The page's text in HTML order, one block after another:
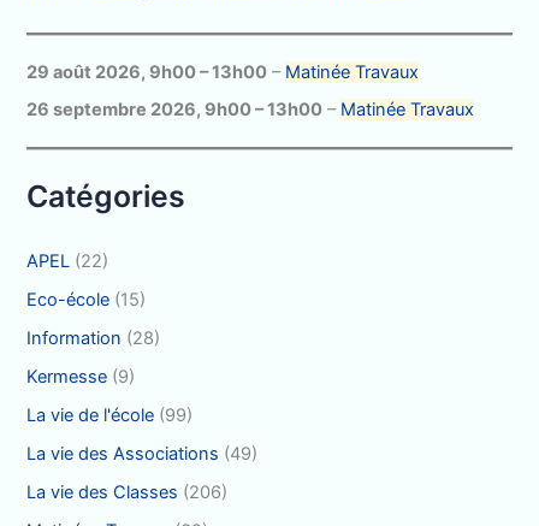
r
c
h
29 août 2026, 9h00–13h00 – Matinée Travaux
26 septembre 2026, 9h00–13h00 – Matinée Travaux
Catégories
APEL (22)
Eco-école (15)
Information (28)
Kermesse (9)
La vie de l'école (99)
La vie des Associations (49)
La vie des Classes (206)